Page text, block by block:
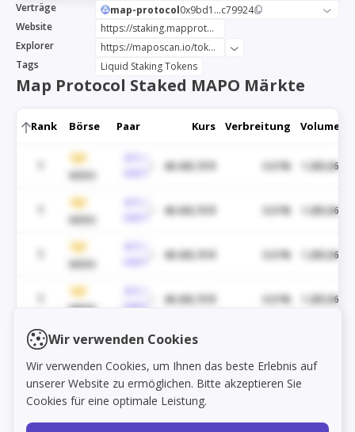
Wir verwenden Cookies
Wir verwenden Cookies, um Ihnen das beste Erlebnis auf
unserer Website zu ermöglichen. Bitte akzeptieren Sie
Cookies für eine optimale Leistung.
Verträge map-protocol0x9bd1...c79924
Website
https://staking.mapprotocol.io/
Explorer
https://maposcan.io/token/0x9bd1e0a3a727d0d4f4e9a6d59022e071ddc79924
Tags
Liquid Staking Tokens
Map Protocol Staked MAPO Märkte
Rank Börse Paar Kurs Verbreitung Volumen
WEEX
48.430,70 $ 0.01% 1.285,06 $
WEEX
48.430,70 $ 0.01% 1.285,06 $
WEEX
48.430,70 $ 0.01% 1.285,06 $
WEEX
USDT
48.430,70 $ 0.01% 1.285,06 $
1
BTC /
48.430,70 $
1
WEEX
BTC /
USDT
48.430,70 $ 0.01%
BTC /
Load markets